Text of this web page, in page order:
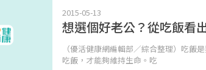
2015-05-13
想選個好老公？從吃飯看
（優活健康網編輯部／綜合整理）吃飯
吃飯，才能夠維持生命。吃